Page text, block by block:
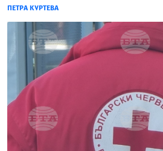
ПЕТРА КУРТЕВА